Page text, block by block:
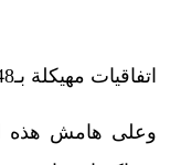
اتفاقيات مهيكلة بـ148 مليون درهم….
وعلى هامش هذه